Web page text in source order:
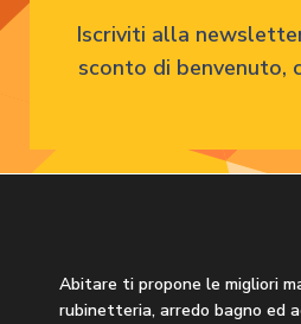
Iscriviti alla
sconto di benvenuto,
Abitare ti propone le migliori
rubinetteria, arredo bagno ed